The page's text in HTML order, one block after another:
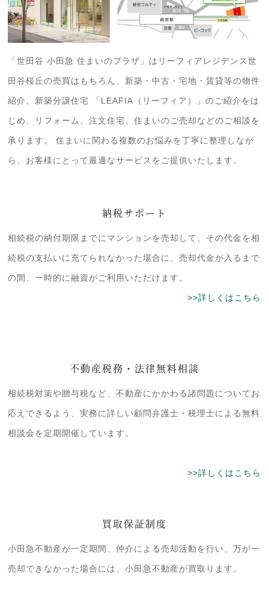
「世田谷 小田急 住まいのプラザ」はリーフィアレジデンス世
田谷桜丘の売買はもちろん、新築・中古・宅地・賃貸等の物件
紹介、新築分譲住宅 「LEAFIA（リーフィア）」のご紹介をは
じめ、リフォーム、注文住宅、住まいのご売却などのご相談を
承ります。 住まいに関わる複数のお悩みを丁寧に整理しなが
ら、お客様にとって最適なサービスをご提供いたします。
納税サポート
相続税の納付期限までにマンションを売却して、その代金を相
続税の支払いに充てられなかった場合に、売却代金が入るまで
の間、一時的に融資がご利用いただけます。
>>詳しくはこちら
不動産税務・法律無料相談
相続税対策や贈与税など、不動産にかかわる諸問題についてお
応えできるよう、実務に詳しい顧問弁護士・税理士による無料
相談会を定期開催しています。
>>詳しくはこちら
買取保証制度
小田急不動産が一定期間、仲介による売却活動を行い、万が一
売却できなかった場合には、小田急不動産が買取ります。